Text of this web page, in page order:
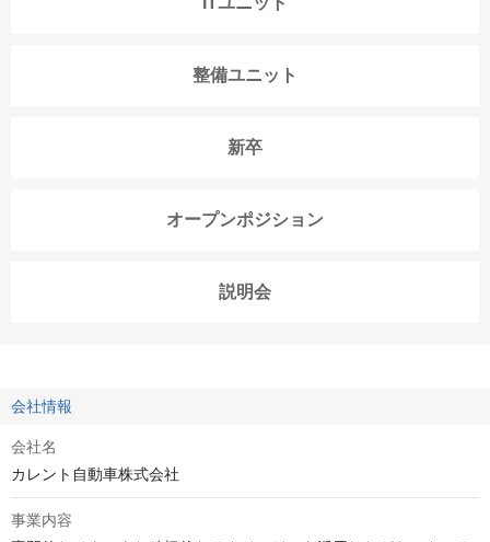
整備ユニット
新卒
オープンポジション
説明会
会社情報
会社名
カレント自動車株式会社
事業内容